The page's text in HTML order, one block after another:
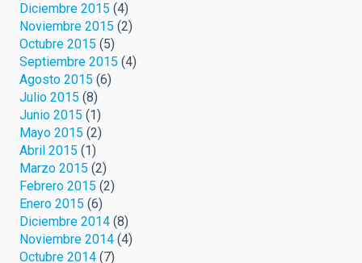
Diciembre 2015 (4)
Noviembre 2015 (2)
Octubre 2015 (5)
Septiembre 2015 (4)
Agosto 2015 (6)
Julio 2015 (8)
Junio 2015 (1)
Mayo 2015 (2)
Abril 2015 (1)
Marzo 2015 (2)
Febrero 2015 (2)
Enero 2015 (6)
Diciembre 2014 (8)
Noviembre 2014 (4)
Octubre 2014 (7)